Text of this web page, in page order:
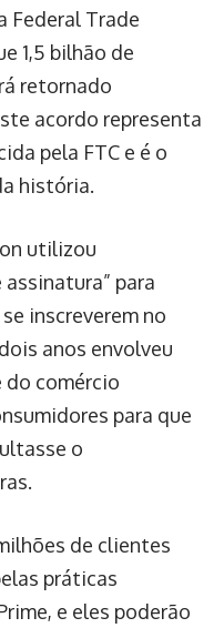
Federal Trade
1,5 bilhão de
retornado
acordo representa
pela FTC e é o
história.
utilizou
para
inscreverem no
anos envolveu
do comércio
para que
o
de clientes
práticas
e eles poderão